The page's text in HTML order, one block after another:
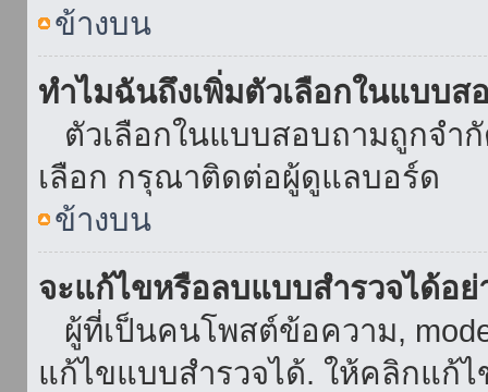
ข้างบน
ทำไมฉันถึงเพิ่มตัวเลือกในแบบส
ตัวเลือกในแบบสอบถามถูกจำ
เลือก กรุณาติดต่อผู้ดูแลบอร์ด
ข้างบน
จะแก้ไขหรือลบแบบสำรวจได้อย่
ผู้ที่เป็นคนโพสต์ข้อความ,
แก้ไขแบบสำรวจได้. ให้คลิกแก้